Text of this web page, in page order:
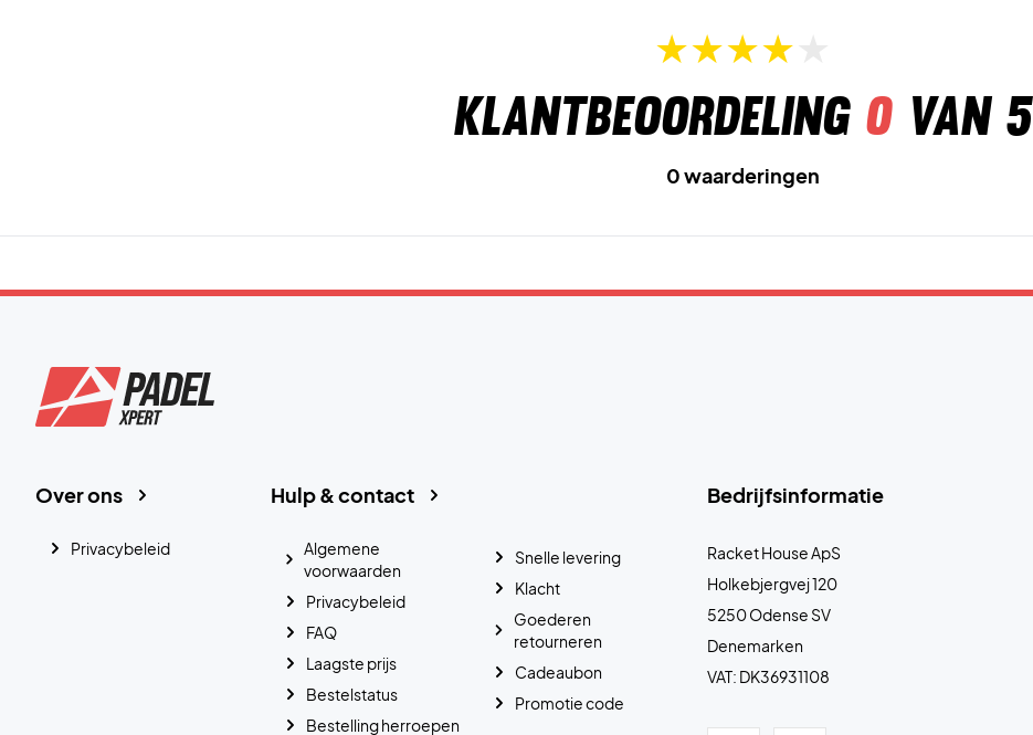
Klantbeoordeling 0van 5
0 waarderingen
Bedrijfsinformatie
Racket House ApS
Holkebjergvej 120
5250 Odense SV
Denemarken
VAT: DK36931108
Hulp & contact
Algemene
voorwaarden
Privacybeleid
FAQ
Laagste prijs
Bestelstatus
Bestelling herroepen
Snelle levering
Klacht
Goederen
retourneren
Cadeaubon
Promotie code
Over ons
Privacybeleid